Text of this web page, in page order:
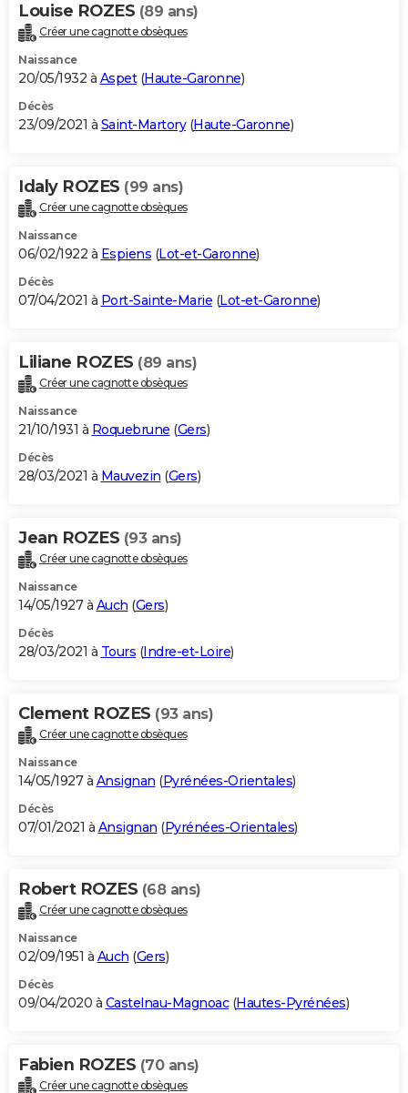
Louise ROZES (89 ans)
Créer une cagnotte obsèques
Naissance
20/05/1932 à Aspet(Haute-Garonne)
Décès
23/09/2021 à Saint-Martory(Haute-Garonne)
Idaly ROZES (99 ans)
Créer une cagnotte obsèques
Naissance
06/02/1922 à Espiens (Lot-et-Garonne)
Décès
07/04/2021 à Port-Sainte-Marie (Lot-et-Garonne)
Liliane ROZES (89 ans)
Créer une cagnotte obsèques
Naissance
21/10/1931 à Roquebrune (Gers)
Décès
28/03/2021 à Mauvezin (Gers)
Jean ROZES (93 ans)
Créer une cagnotte obsèques
Naissance
14/05/1927 à Auch (Gers)
Décès
28/03/2021 à Tours (Indre-et-Loire)
Clement ROZES (93 ans)
Créer une cagnotte obsèques
Naissance
14/05/1927 à Ansignan (Pyrénées-Orientales)
Décès
07/01/2021 à Ansignan (Pyrénées-Orientales)
Robert ROZES (68 ans)
Créer une cagnotte obsèques
Naissance
02/09/1951 à Auch (Gers)
Décès
09/04/2020 à Castelnau-Magnoac(Hautes-Pyrénées)
Fabien ROZES (70 ans)
Créer une cagnotte obsèques